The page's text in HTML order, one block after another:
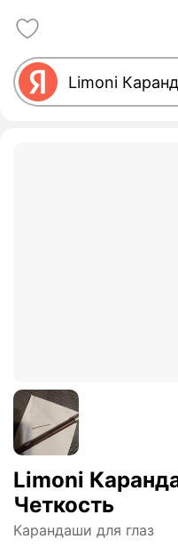
Limoni
Четкость
Карандаши для глаз